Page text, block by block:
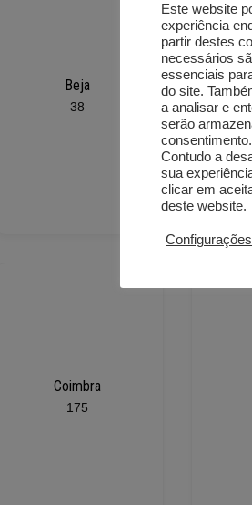
Beja
38
Coimbra
175
Este website
experiência
partir destes
necessários
essenciais
do site.
a analisar e
serão
Contudo a
sua
clicar em
deste website.